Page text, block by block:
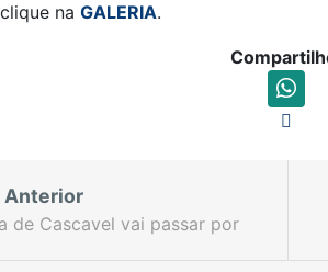
naGALERIA.
Anterior
de Cascavel vai passar por